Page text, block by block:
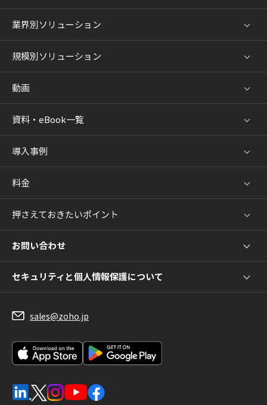
業界別ソリューション
規模別ソリューション
動画
資料・eBook一覧
導入事例
料金
押さえておきたいポイント
お問い合わせ
セキュリティと個人情報保護について
sales@zoho.jp